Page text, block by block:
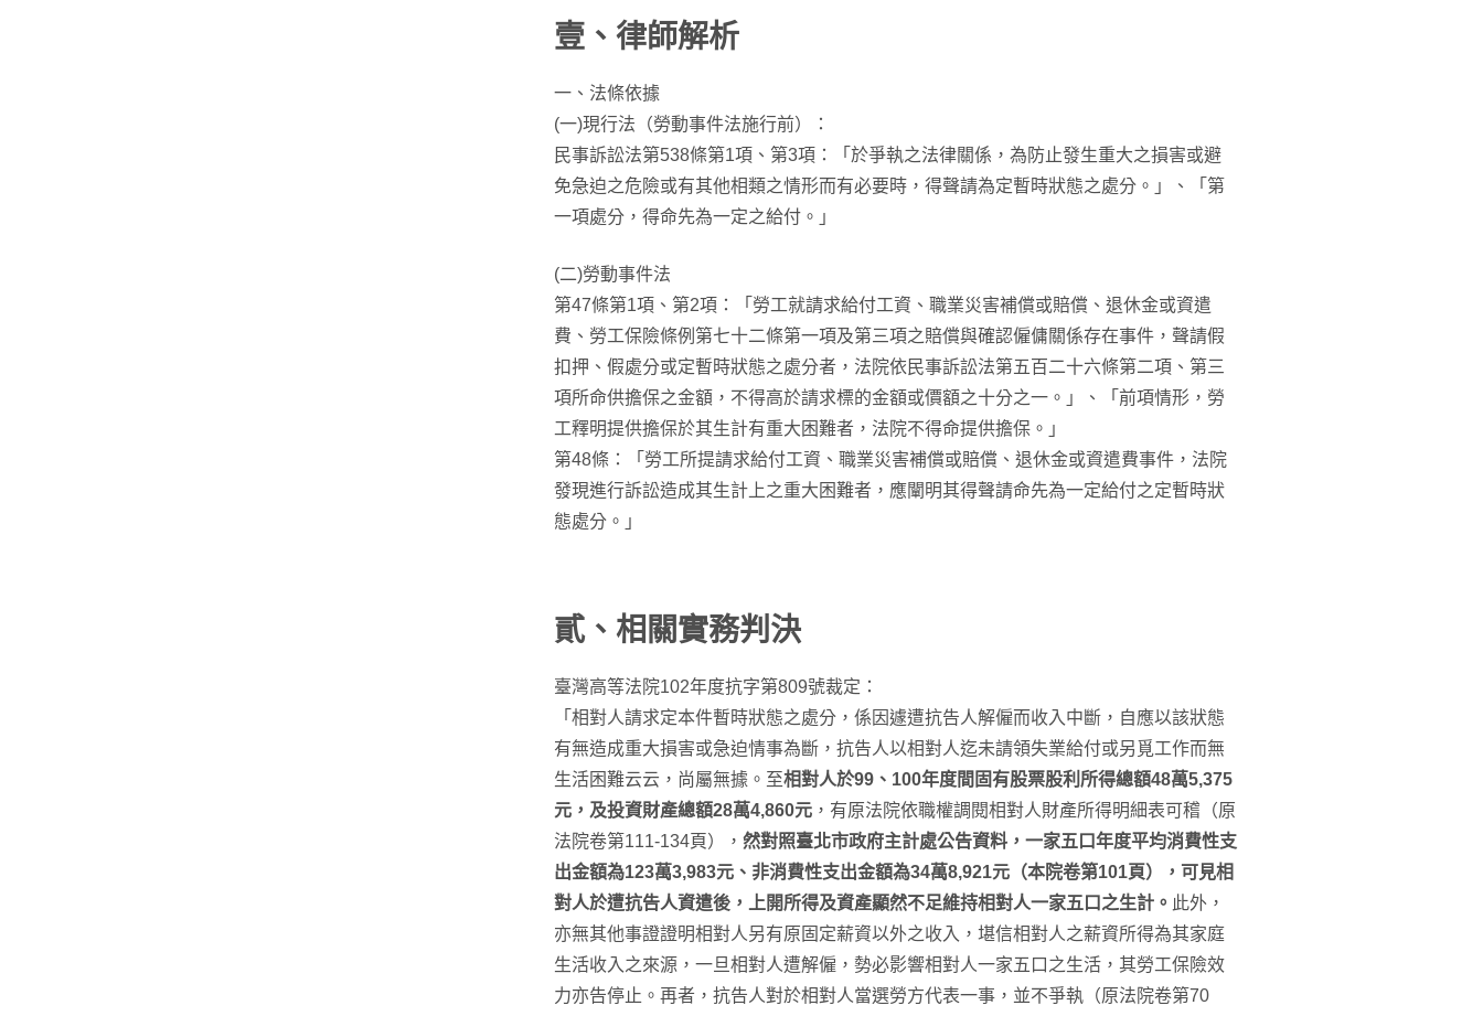
壹、律師解析
一、法條依據
(一)現行法（勞動事件法施行前）：
民事訴訟法第538條第1項、第3項：「於爭執之法律關係，為防止發生重大之損害或避
免急迫之危險或有其他相類之情形而有必要時，得聲請為定暫時狀態之處分。」、「第
一項處分，得命先為一定之給付。」
(二)勞動事件法
第47條第1項、第2項：「勞工就請求給付工資、職業災害補償或賠償、退休金或資遣
費、勞工保險條例第七十二條第一項及第三項之賠償與確認僱傭關係存在事件，聲請假
扣押、假處分或定暫時狀態之處分者，法院依民事訴訟法第五百二十六條第二項、第三
項所命供擔保之金額，不得高於請求標的金額或價額之十分之一。」、「前項情形，勞
工釋明提供擔保於其生計有重大困難者，法院不得命提供擔保。」
第48條：「勞工所提請求給付工資、職業災害補償或賠償、退休金或資遣費事件，法院
發現進行訴訟造成其生計上之重大困難者，應闡明其得聲請命先為一定給付之定暫時狀
態處分。」
貳、相關實務判決
臺灣高等法院102年度抗字第809號裁定：
「相對人請求定本件暫時狀態之處分，係因遽遭抗告人解僱而收入中斷，自應以該狀態
有無造成重大損害或急迫情事為斷，抗告人以相對人迄未請領失業給付或另覓工作而無
生活困難云云，尚屬無據。至相對人於99、100年度間固有股票股利所得總額48萬5,375
元，及投資財產總額28萬4,860元 ，有原法院依職權調閱相對人財產所得明細表可稽（原
法院卷第111-134頁）， 然對照臺北市政府主計處公告資料，一家五口年度平均消費性支
出金額為123萬3,983元、非消費性支出金額為34萬8,921元（本院卷第101頁），可見相
對人於遭抗告人資遣後，上開所得及資產顯然不足維持相對人一家五口之生計。 此外，
亦無其他事證證明相對人另有原固定薪資以外之收入，堪信相對人之薪資所得為其家庭
生活收入之來源，一旦相對人遭解僱，勢必影響相對人一家五口之生活，其勞工保險效
力亦告停止。再者，抗告人對於相對人當選勞方代表一事，並不爭執（原法院卷第70